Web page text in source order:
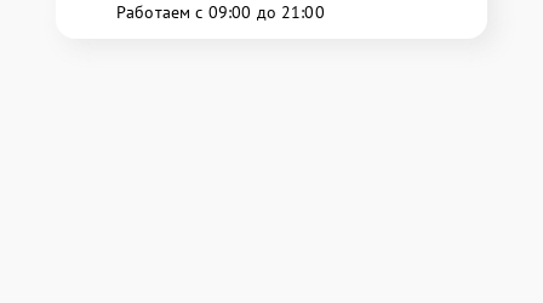
Работаем с 09:00 до 21:00